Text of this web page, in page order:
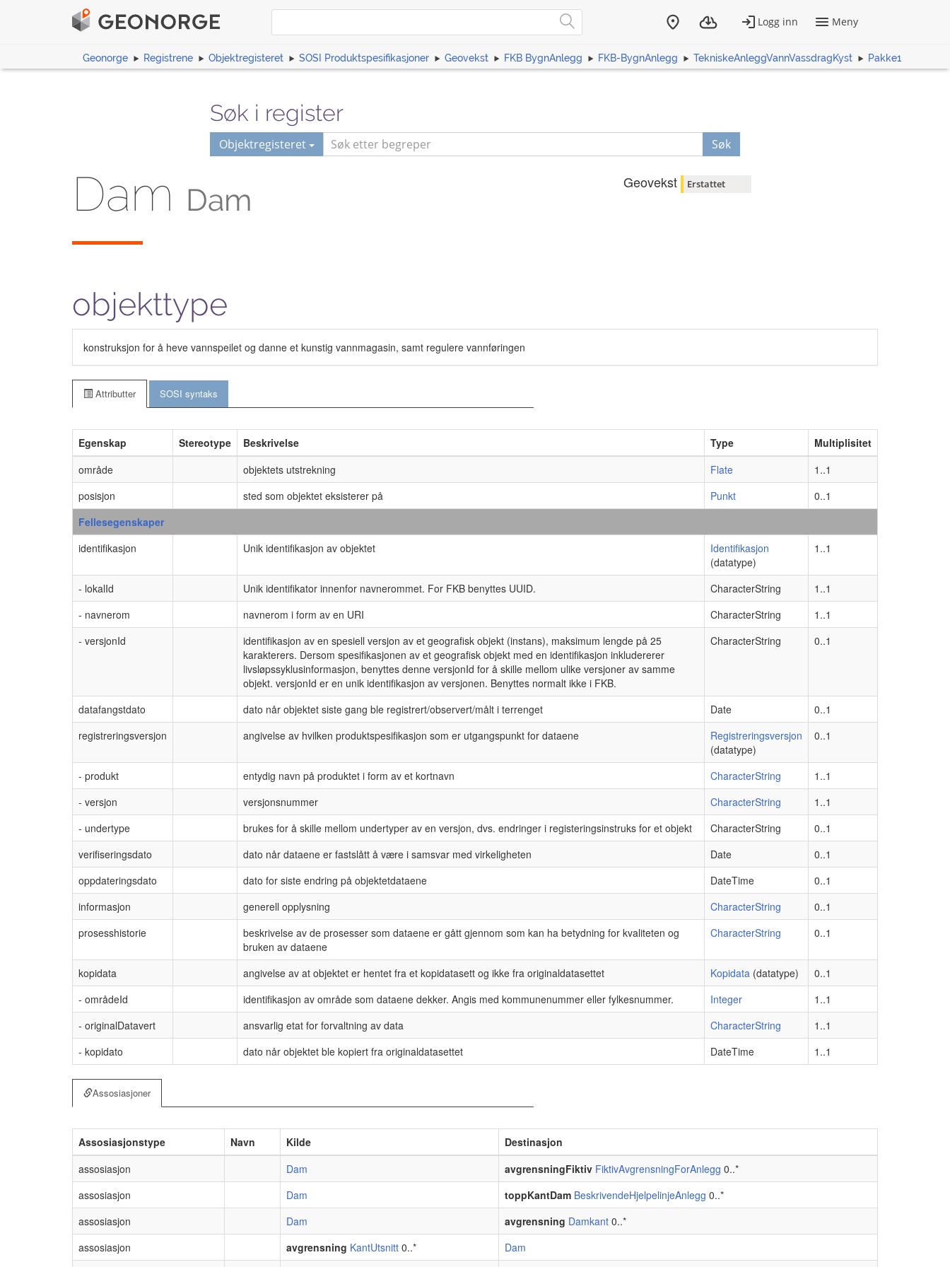
Geonorge Registrene Objektregisteret SOSI Produktspesifikasjoner Geovekst FKB BygnAnlegg FKB-BygnAnlegg TekniskeAnleggVannVassdragKyst Pakke1
Søk i register
Objektregisteret Søk
Dam Dam
objekttype
Geovekst Erstattet
konstruksjon for å heve vannspeilet og danne et kunstig vannmagasin, samt regulere vannføringen
Attributter SOSI syntaks
Egenskap Stereotype Beskrivelse Type
Multiplisitet
område
objektets utstrekning Flate
1..1
posisjon
sted som objektet eksisterer på Punkt
0..1
Fellesegenskaper
identifikasjon
Unik identifikasjon av objektet
Identifikasjon
(datatype)
1..1
- lokalId Unik identifikator innenfor navnerommet. For FKB benyttes UUID. CharacterString
1..1
- navnerom
navnerom i form av en URI CharacterString
1..1
- versjonId
identifikasjon av en spesiell versjon av et geografisk objekt (instans), maksimum lengde på 25
karakterers. Dersom spesifikasjonen av et geografisk objekt med en identifikasjon inkludererer
livsløpssyklusinformasjon, benyttes denne versjonId for å skille mellom ulike versjoner av samme
objekt. versjonId er en unik identifikasjon av versjonen. Benyttes normalt ikke i FKB.
CharacterString 0..1
datafangstdato dato når objektet siste gang ble registrert/observert/målt i terrenget Date
0..1
registreringsversjon
angivelse av hvilken produktspesifikasjon som er utgangspunkt for dataene
Registreringsversjon
(datatype)
0..1
- produkt entydig navn på produktet i form av et kortnavn CharacterString
1..1
- versjon
versjonsnummer CharacterString
1..1
- undertype
brukes for å skille mellom undertyper av en versjon, dvs. endringer i registeringsinstruks for et objekt CharacterString
0..1
verifiseringsdato
dato når dataene er fastslått å være i samsvar med virkeligheten Date
0..1
oppdateringsdato
dato for siste endring på objektetdataene DateTime
0..1
informasjon
generell opplysning CharacterString
0..1
prosesshistorie
beskrivelse av de prosesser som dataene er gått gjennom som kan ha betydning for kvaliteten og
bruken av dataene
CharacterString 0..1
kopidata angivelse av at objektet er hentet fra et kopidatasett og ikke fra originaldatasettet Kopidata (datatype)
0..1
- områdeId
identifikasjon av område som dataene dekker. Angis med kommunenummer eller fylkesnummer. Integer
1..1
- originalDatavert
ansvarlig etat for forvaltning av data CharacterString
1..1
- kopidato
dato når objektet ble kopiert fra originaldatasettet DateTime 1..1
Assosiasjoner
Assosiasjonstype Navn Kilde
Destinasjon
assosiasjon
Dam avgrensningFiktiv FiktivAvgrensningForAnlegg 0..*
assosiasjon
Dam toppKantDam BeskrivendeHjelpelinjeAnlegg 0..*
assosiasjon
Dam avgrensning Damkant 0..*
assosiasjon
avgrensning KantUtsnitt 0..*
Dam